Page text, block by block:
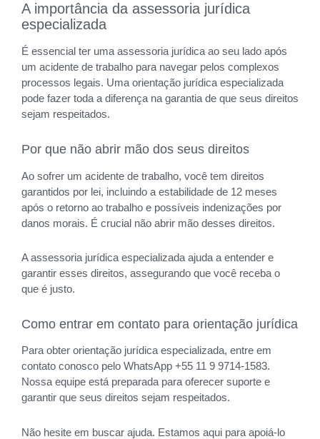
A importância da assessoria jurídica
especializada
É essencial ter uma assessoria jurídica ao seu lado após
um acidente de trabalho para navegar pelos complexos
processos legais. Uma orientação jurídica especializada
pode fazer toda a diferença na garantia de que seus direitos
sejam respeitados.
Por que não abrir mão dos seus direitos
Ao sofrer um acidente de trabalho, você tem direitos
garantidos por lei, incluindo a estabilidade de 12 meses
após o retorno ao trabalho e possíveis indenizações por
danos morais. É crucial não abrir mão desses direitos.
A assessoria jurídica especializada ajuda a entender e
garantir esses direitos, assegurando que você receba o
que é justo.
Como entrar em contato para orientação jurídica
Para obter orientação jurídica especializada, entre em
contato conosco pelo WhatsApp +55 11 9 9714-1583.
Nossa equipe está preparada para oferecer suporte e
garantir que seus direitos sejam respeitados.
Não hesite em buscar ajuda. Estamos aqui para apoiá-lo